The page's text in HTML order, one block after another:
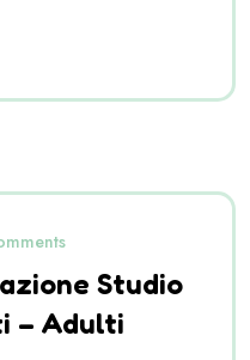
Studio
– Adulti